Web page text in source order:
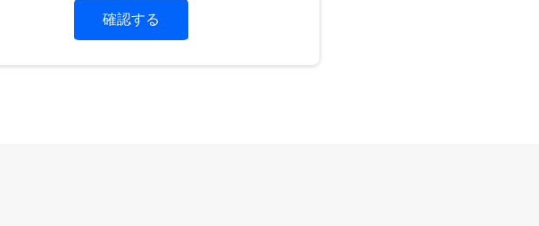
確認する